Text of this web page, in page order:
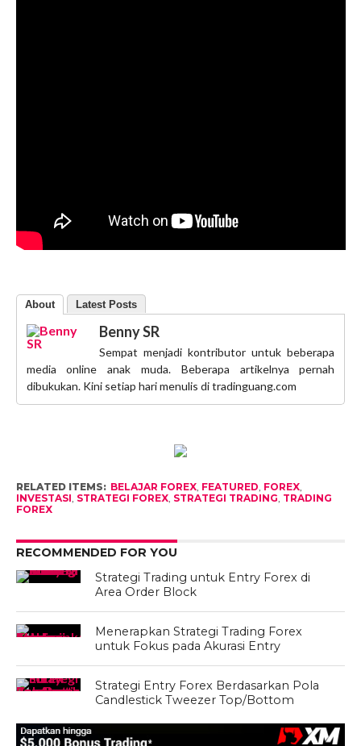
About Latest Posts
Benny SR
Sempat menjadi kontributor untuk beberapa
media online anak muda. Beberapa artikelnya pernah
dibukukan. Kini setiap hari menulis di tradinguang.com
RELATED ITEMS: BELAJAR FOREX, FEATURED, FOREX,
INVESTASI, STRATEGI FOREX, STRATEGI TRADING, TRADING
FOREX
RECOMMENDED FOR YOU
Strategi Trading untuk Entry Forex di
Area Order Block
Menerapkan Strategi Trading Forex
untuk Fokus pada Akurasi Entry
Strategi Entry Forex Berdasarkan Pola
Candlestick Tweezer Top/Bottom